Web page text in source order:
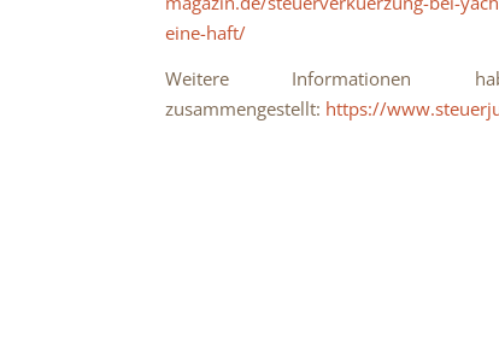
eine-haft/
Weitere
zusammengestellt: https://